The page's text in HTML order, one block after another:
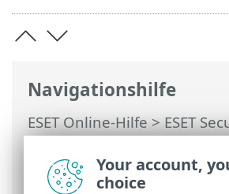
Navigationshilfe
ESET Online-Hilfe>ESET
Microsoft SharePoint>
ESET Security for Microsoft
aus der Ferne verwalten
Your account,
choice